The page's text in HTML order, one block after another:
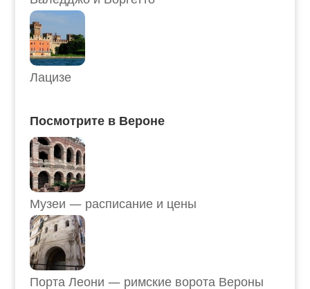
Лацизе
Посмотрите в Вероне
Музеи — расписание и цены
Порта Леони — римские ворота Вероны